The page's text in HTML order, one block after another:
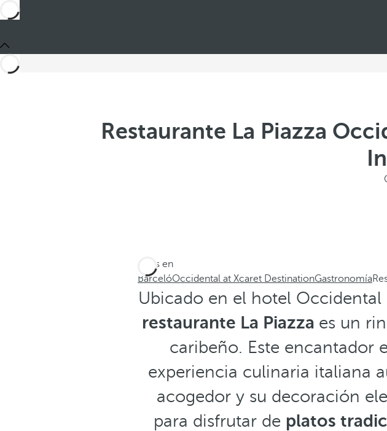
Restaurante La Piazza
Estás en
BarcelóOccidental at Xcaret DestinationGastronomía
Ubicado en el hotel
restaurante La Piazza es un
caribeño. Este encantador
experiencia culinaria italiana
acogedor y su decoración
para disfrutar de platos